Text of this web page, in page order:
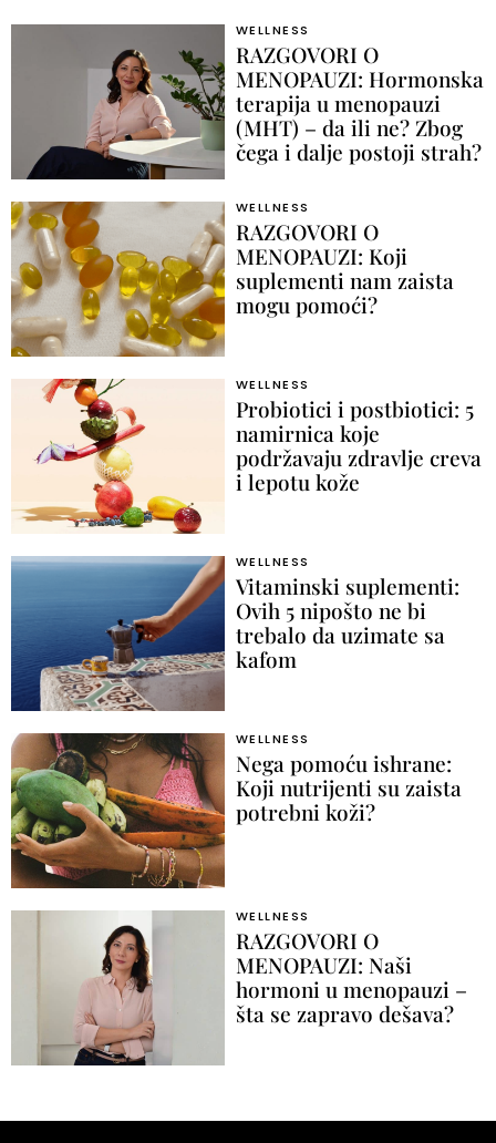
WELLNESS
RAZGOVORI O
MENOPAUZI: Hormonska
terapija u menopauzi
(MHT) – da ili ne? Zbog
čega i dalje postoji strah?
WELLNESS
RAZGOVORI O
MENOPAUZI: Koji
suplementi nam zaista
mogu pomoći?
WELLNESS
Probiotici i postbiotici: 5
namirnica koje
podržavaju zdravlje creva
i lepotu kože
WELLNESS
Vitaminski suplementi:
Ovih 5 nipošto ne bi
trebalo da uzimate sa
kafom
WELLNESS
Nega pomoću ishrane:
Koji nutrijenti su zaista
potrebni koži?
WELLNESS
RAZGOVORI O
MENOPAUZI: Naši
hormoni u menopauzi –
šta se zapravo dešava?